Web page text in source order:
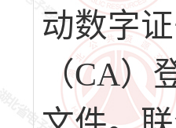
动数字
（CA